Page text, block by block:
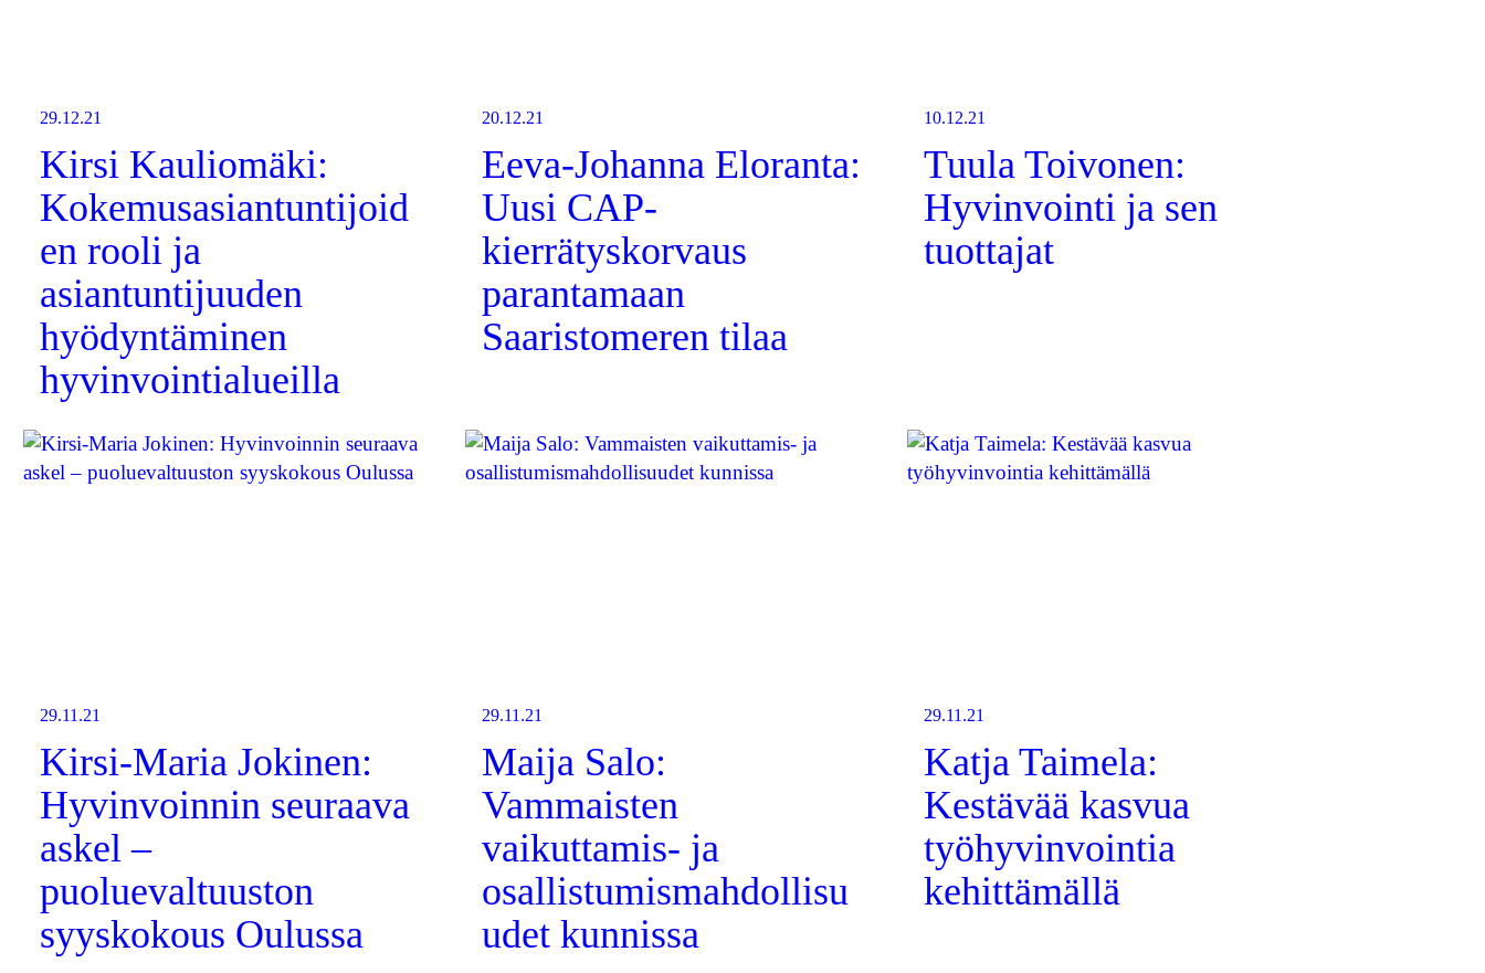
29.12.21
Kirsi Kauliomäki:
Kokemusasiantuntijoid
en rooli ja
asiantuntijuuden
hyödyntäminen
hyvinvointialueilla
20.12.21
Eeva-Johanna Eloranta:
Uusi CAP-
kierrätyskorvaus
parantamaan
Saaristomeren tilaa
10.12.21
Tuula Toivonen:
Hyvinvointi ja sen
tuottajat
29.11.21
Kirsi-Maria Jokinen:
Hyvinvoinnin seuraava
askel –
puoluevaltuuston
syyskokous Oulussa
29.11.21
Maija Salo:
Vammaisten
vaikuttamis- ja
osallistumismahdollisu
udet kunnissa
29.11.21
Katja Taimela:
Kestävää kasvua
työhyvinvointia
kehittämällä